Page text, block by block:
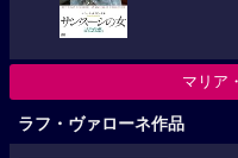
マリア
ラフ・ヴァローネ作品